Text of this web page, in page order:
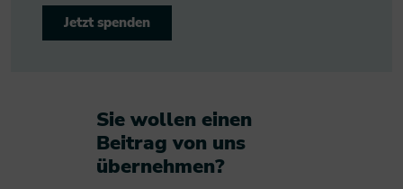
Jetzt spenden
Sie wollen einen
Beitrag von uns
übernehmen?​